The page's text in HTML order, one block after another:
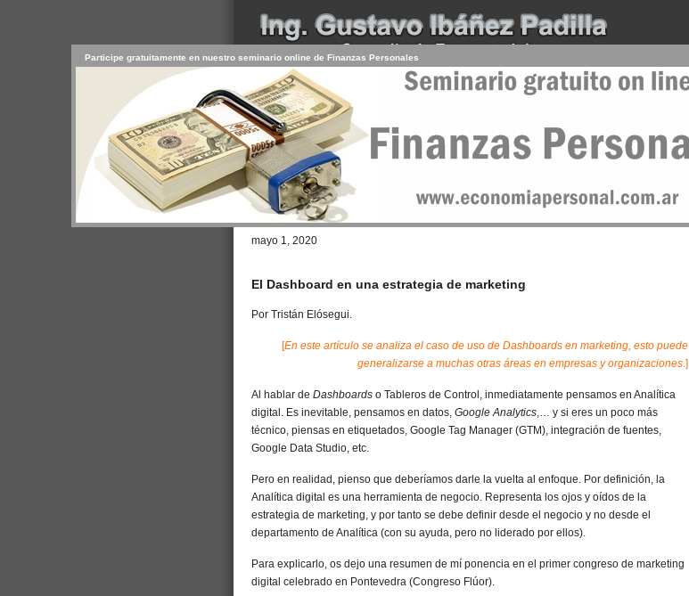
INICIO SERVICIOS
CONTACTO USUARIO
Browse >Home/
El Tablero de Control en una estrategia de marketing
mayo 1, 2020
El Dashboard en una estrategia de marketing
Por Tristán Elósegui.
[En este artículo se analiza el caso de uso de Dashboards en marketing, esto puede
generalizarse a muchas otras áreas en empresas y organizaciones.]
Al hablar de Dashboards o Tableros de Control, inmediatamente pensamos en Analítica
digital. Es inevitable, pensamos en datos, Google Analytics,… y si eres un poco más
técnico, piensas en etiquetados, Google Tag Manager (GTM), integración de fuentes,
Google Data Studio, etc.
Pero en realidad, pienso que deberíamos darle la vuelta al enfoque. Por definición, la
Analítica digital es una herramienta de negocio. Representa los ojos y oídos de la
estrategia de marketing, y por tanto se debe definir desde el negocio y no desde el
departamento de Analítica (con su ayuda, pero no liderado por ellos).
Para explicarlo, os dejo una resumen de mí ponencia en el primer congreso de marketing
digital celebrado en Pontevedra (Congreso Flúor).
Participe gratuitamente en nuestro seminario online de Finanzas Personales